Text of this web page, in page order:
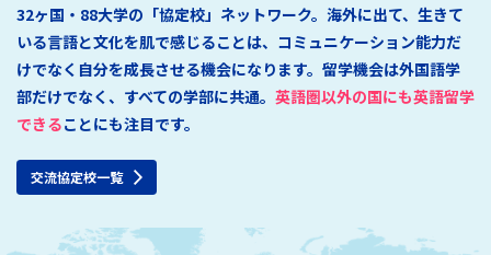
32ヶ国・88大学の「協定校」ネットワーク。海外に出て、生きて
いる言語と文化を肌で感じることは、コミュニケーション能力だ
けでなく自分を成長させる機会になります。留学機会は外国語学
部だけでなく、すべての学部に共通。 英語圏以外の国にも英語留学
できることにも注目です。
交流協定校一覧